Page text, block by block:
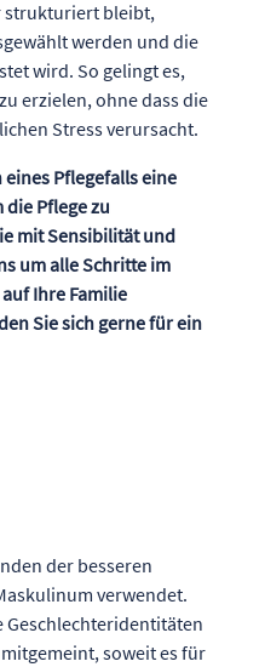
strukturiert bleibt,
werden und die
wird. So gelingt es,
erzielen, ohne dass die
Stress verursacht.
Pflegefalls eine
Pflege zu
mit Sensibilität und
um alle Schritte im
Ihre Familie
Sie sich gerne für ein
der besseren
verwendet.
soweit es für